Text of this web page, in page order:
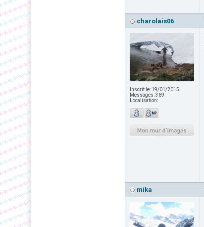
charolais06
Inscrit le: 19/01/2015
Messages:369
Localisation:
mika